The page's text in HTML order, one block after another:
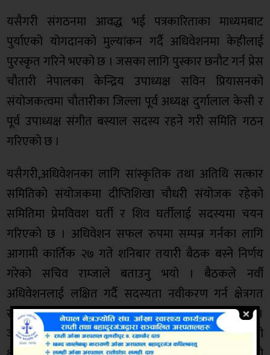
यसैगरी संगठनमा आवद्ध भई पत्रकारिताका माध्यमबाट
पुर्याएको योगदानको मुल्यांकन गर्दै अधिवेशनमा केहीलाई
पुरस्कृत गरिने भएको छ । जसका लागि पुस्कार छनौट गर्न प्रेस
चौतारी नेपालका केन्द्रिय उपाध्यक्ष सविन प्रियासनको
संयोजकत्वमा चौतारीका जिल्ला पूर्व अध्यक्ष दुर्गालाल केसी र
पूर्व उपाध्यक्ष संगीत बस्याल सदस्य रहने गरी समिति गठन
गरिएको छ ।
यसैगरी,अधिवेशनका लागि सांस्कृतिक तथा अतिथि सत्कार
समितिको संयोजकमा दीप्तिशिखा चौधरी संयोजक रहेको
समितिमा प्रेमविवश घर्ती र शिव घर्तीलाई सदस्यमा चयन
गरिएको छ । अधिवेशन सफल रुपमा सम्पन्न गर्नका लागि
आगामी कार्तिक २७ गते शनिबार तयारी बैठक बस्ने निर्णय
गरेको सचिव राम्जाले बताउनु भयो । बैठकले नवौँ
अधिवेशनलाई लक्षित गर्दै सदस्यता नवीकरण गर्न क्षेत्रगत
रुपमा विभिन्न व्यक्तिहरुलाई जिम्मेवारी प्रदान गरिएको छ ।
जस अन्तर्गत देउखुरी क्षेत्रका लागि दशरथ घिमिरे, घोराही